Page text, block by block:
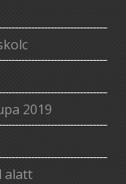
2019
alatt